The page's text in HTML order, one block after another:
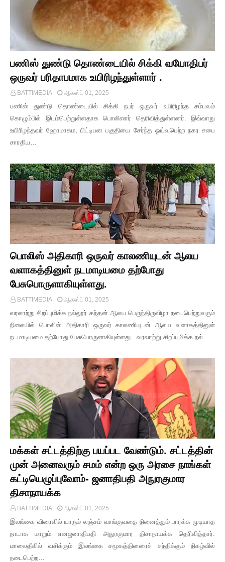
பணிஸ் துண்டு தொண்டையில் சிக்கி வயோதிபர்
ஒருவர் பரிதாபமாக உயிரிழந்துள்ளார் .
BATTIMEDIA ஆகஸ்ட் 01, 2025
பணிஸ் துண்டு தொண்டையில் சிக்கி நபர் ஒருவர் உயிரிழந்த சம்பவம்
கொழும்பில் இடம்பெற்றுள்ளதாக பொலிஸார் தெரிவித்துள்ளனர். இவ்வாறு
உயிரிழந்தவர் ஹோமாகம, பிட்டிபன பகுதியை சேர்ந்த ஓய்வுபெற்ற நகர சபை
சாரதிய…
பொலிஸ் அதிகாரி ஒருவர் காலணியுடன் ஆலய
வளாகத்தினுள் நடமாடியமை தற்போது
பேசுபொருளாகியுள்ளது.
BATTIMEDIA ஆகஸ்ட் 01, 2025
வரலாற்று சிறப்புமிக்க நல்லூர் கந்தன் ஆலய பெருந்திருவிழா நடைபெற்றுவரும்
நிலையில் பொலிஸ் அதிகாரி ஒருவர் காலணியுடன் ஆலய வளாகத்தினுள்
நடமாடியமை தற்போது பேசுபொருளாகியுள்ளது. வரலாற்று சிறப்புமிக்க நல்…
மக்கள் சட்டத்திற்கு பயப்பட வேண்டும். சட்டத்தின்
முன் அனைவரும் சமம் என்ற ஒரு அரசை நாங்கள்
கட்டியெழுப்புவோம்- ஜனாதிபதி அநுரகுமார
திசாநாயக்க
BATTIMEDIA ஆகஸ்ட் 01, 2025
இலங்கை விரைவில் யாரும் லஞ்சம் வாங்குவதை நினைத்தும் பாரக்க முடியாத
நாடாக மாறும் எனஜனாதிபதி அநுரகுமார திசாநாயக்க தெரிவித்தார்.
மாலைதீவில் வசிக்கும் இலங்கை சமூகத்தினரைச் சந்திக்கும் நிகழ்வில்
நடைபெற்ற…